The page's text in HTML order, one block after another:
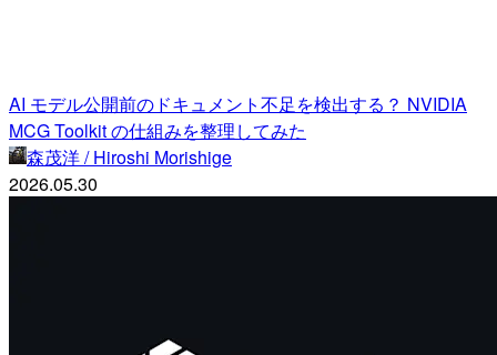
AI モデル公開前のドキュメント不足を検出する？ NVIDIA
MCG Toolkit の仕組みを整理してみた
森茂洋 / Hiroshi Morishige
2026.05.30